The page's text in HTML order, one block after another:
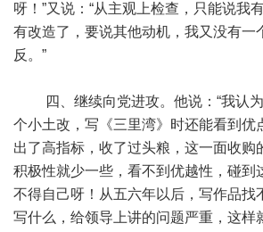
呀！”又说：“从主观上检查，只能说我
有改造了，要说其他动机，我又没有一
反。”
四、继续向党进攻。他说：“我认为
个小土改，写《三里湾》时还能看到优
出了高指标，收了过头粮，这一面收购
积极性就少一些，看不到优越性，碰到
不得自己呀！从五六年以后，写作品找
写什么，给领导上讲的问题严重，这样